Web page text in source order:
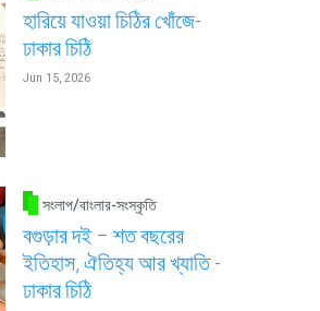
হারিয়ে যাওয়া চিঠির খোঁজে-
ঢাকার চিঠি
Jun 15, 2026
সংলাপ/বাংলার-সংস্কৃতি
বগুড়ার দই – শত বছরের
ইতিহাস, ঐতিহ্য আর খ্যাতি -
ঢাকার চিঠি